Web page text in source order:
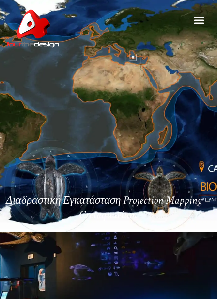
Διαδραστική Εγκατάσταση Projection Mapping –
Cretaquarium